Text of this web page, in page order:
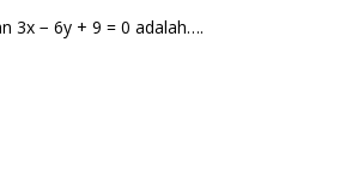
3x − 6y + 9 = 0 adalah….